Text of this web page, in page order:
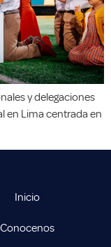
y delegaciones
en Lima centrada en
Inicio
Conocenos